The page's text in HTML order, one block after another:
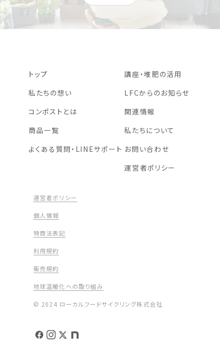
トップ
私たちの想い
コンポストとは
商品一覧
よくある質問・LINEサポート
講座・堆肥の活用
LFCからのお知らせ
関連情報
私たちについて
お問い合わせ
運営者ポリシー
© 2024 ローカルフードサイクリング株式会社
運営者ポリシー
個人情報
特商法表記
利用規約
販売規約
地球温暖化への取り組み